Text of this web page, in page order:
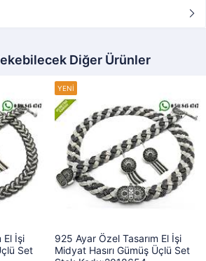
Diğer Ürünler
El İşi
Set
925 Ayar Özel Tasarım El İşi
Midyat Hasırı Gümüş Üçlü Set